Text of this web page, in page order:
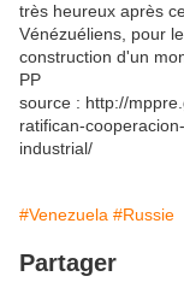
très heureux après
Vénézuéliens, pour
construction d'un
PP
source : http://
ratifican-
industrial/
#Venezuela #Russie
Partager